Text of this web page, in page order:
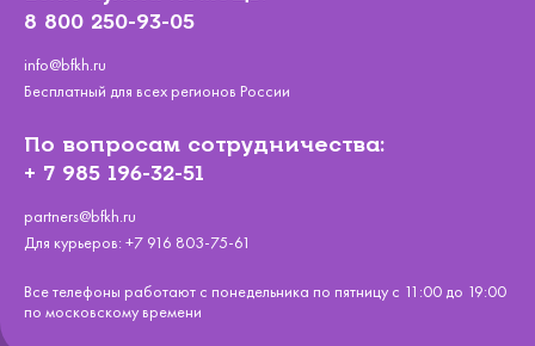
8 800 250-93-05
info@bfkh.ru
Бесплатный для всех регионов России
По вопросам сотрудничества:
+ 7 985 196-32-51
partners@bfkh.ru
Для курьеров: +7 916 803-75-61
Все телефоны работают с понедельника по пятницу с 11:00 до 19:00
по московскому времени